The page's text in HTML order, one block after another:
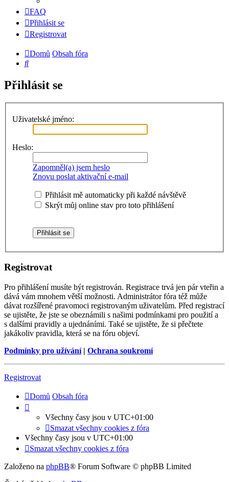
FAQ
Přihlásit se
Registrovat
Domů Obsah fóra
Hledat
Přihlásit se
Uživatelské jméno:
Heslo:
Zapomněl(a) jsem heslo
Znovu poslat aktivační e-mail
Přihlásit mě automaticky při každé návštěvě
Skrýt můj online stav pro toto přihlášení
Registrovat
Pro přihlášení musíte být registrován. Registrace trvá jen pár vteřin a
dává vám mnohem větší možnosti. Administrátor fóra též může
dávat rozšířené pravomoci registrovaným uživatelům. Před registrací
se ujistěte, že jste se obeznámili s našimi podmínkami pro použití a
s dalšími pravidly a ujednáními. Také se ujistěte, že si přečtete
jakákoliv pravidla, která se na fóru objeví.
Podmínky pro užívání| Ochrana soukromí
Registrovat
Domů Obsah fóra
Všechny časy jsou v UTC+01:00
Smazat všechny cookies z fóra
Všechny časy jsou v UTC+01:00
Smazat všechny cookies z fóra
Založeno na phpBB® Forum Software © phpBB Limited